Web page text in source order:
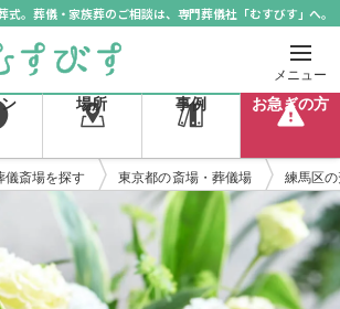
式。葬儀・家族葬のご相談は、専門葬儀社「むすびす」へ。
メニュー
場所 事例 お急ぎの方
儀斎場を探す 東京都の斎場・葬儀場 練馬区